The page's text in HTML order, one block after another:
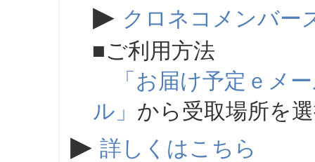
▶ クロネコメンバー
■ご利用方法
「お届け予定ｅメ
ル」 から受取場所を
▶ 詳しくはこちら